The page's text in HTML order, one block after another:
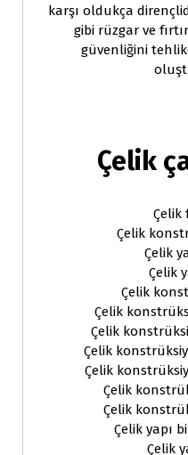
karşı oldukça
gibi rüzgar ve
güvenliğini
Çelik
Çelik
Çelik
Çelik
Çelik
Çelik
Çelik
Çelik
Çelik
Çelik
Çelik
Çelik
Çelik yapı
Çelik